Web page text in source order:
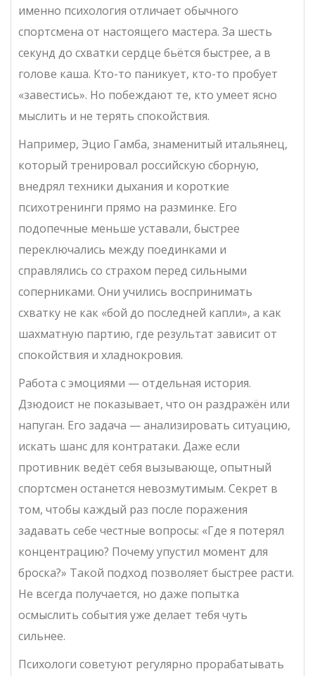
именно психология отличает обычного
спортсмена от настоящего мастера. За шесть
секунд до схватки сердце бьётся быстрее, а в
голове каша. Кто-то паникует, кто-то пробует
«завестись». Но побеждают те, кто умеет ясно
мыслить и не терять спокойствия.
Например, Эцио Гамба, знаменитый итальянец,
который тренировал российскую сборную,
внедрял техники дыхания и короткие
психотренинги прямо на разминке. Его
подопечные меньше уставали, быстрее
переключались между поединками и
справлялись со страхом перед сильными
соперниками. Они учились воспринимать
схватку не как «бой до последней капли», а как
шахматную партию, где результат зависит от
спокойствия и хладнокровия.
Работа с эмоциями — отдельная история.
Дзюдоист не показывает, что он раздражён или
напуган. Его задача — анализировать ситуацию,
искать шанс для контратаки. Даже если
противник ведёт себя вызывающе, опытный
спортсмен останется невозмутимым. Секрет в
том, чтобы каждый раз после поражения
задавать себе честные вопросы: «Где я потерял
концентрацию? Почему упустил момент для
броска?» Такой подход позволяет быстрее расти.
Не всегда получается, но даже попытка
осмыслить события уже делает тебя чуть
сильнее.
Психологи советуют регулярно прорабатывать